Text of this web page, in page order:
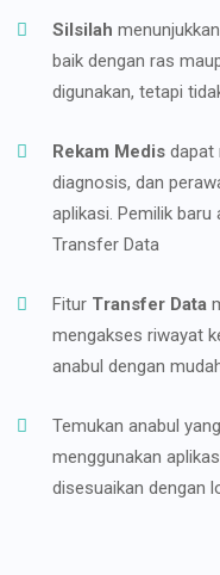
Silsilah
baik dengan ras
digunakan, tetapi
Rekam Medis dapat
diagnosis, dan
aplikasi. Pemilik
Transfer Data
Fitur Transfer Data
mengakses riwayat
anabul dengan
Temukan anabul yang
menggunakan
disesuaikan dengan